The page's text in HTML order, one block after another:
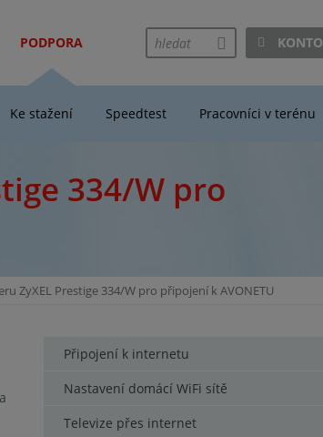
KONTO
PODPORA
Ke stažení Speedtest Pracovníci v terénu
334/W pro
ZyXEL Prestige 334/W pro připojení k AVONETU
Připojení k internetu
Nastavení domácí WiFi sítě
Televize přes internet